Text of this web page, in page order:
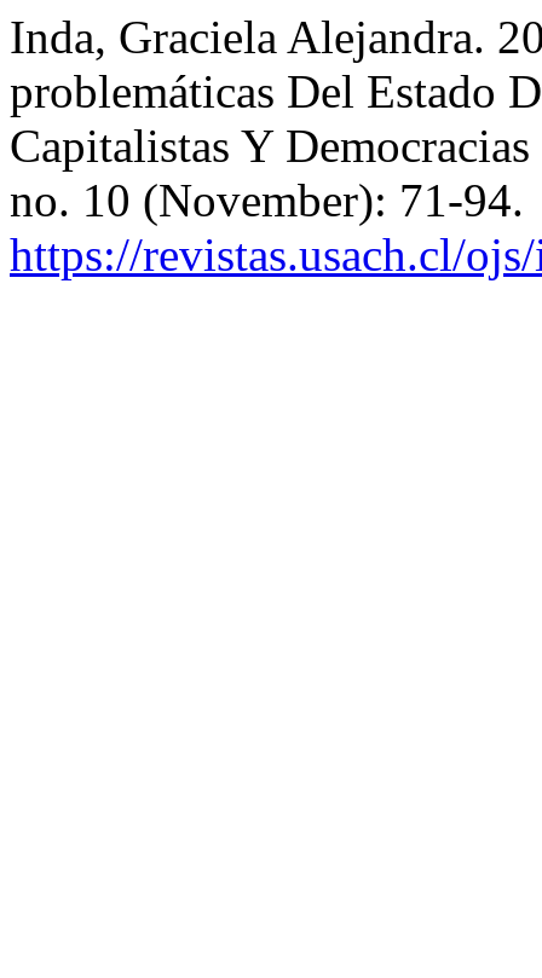
Inda, Graciela Alejandra.
problemáticas Del Estado
Capitalistas Y
no. 10 (November): 71-94.
https://revistas.usach.cl/